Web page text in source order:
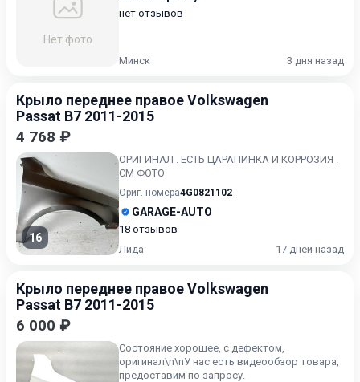
Нет фото
нет отзывов
Минск 3 дня назад
Крыло переднее правое Volkswagen
Passat B7 2011-2015
4 768 ₽
16
ОРИГИНАЛ . ЕСТЬ ЦАРАПИНКА И КОРРОЗИЯ .
СМ ФОТО
Ориг. номера4G0821102
GARAGE-AUTO
18 отзывов
Лида
17 дней назад
Крыло переднее правое Volkswagen
Passat B7 2011-2015
6 000 ₽
Состояние хорошее, с дефектом,
оригинал\n\nУ нас есть видеообзор товара,
предоставим по запросу.